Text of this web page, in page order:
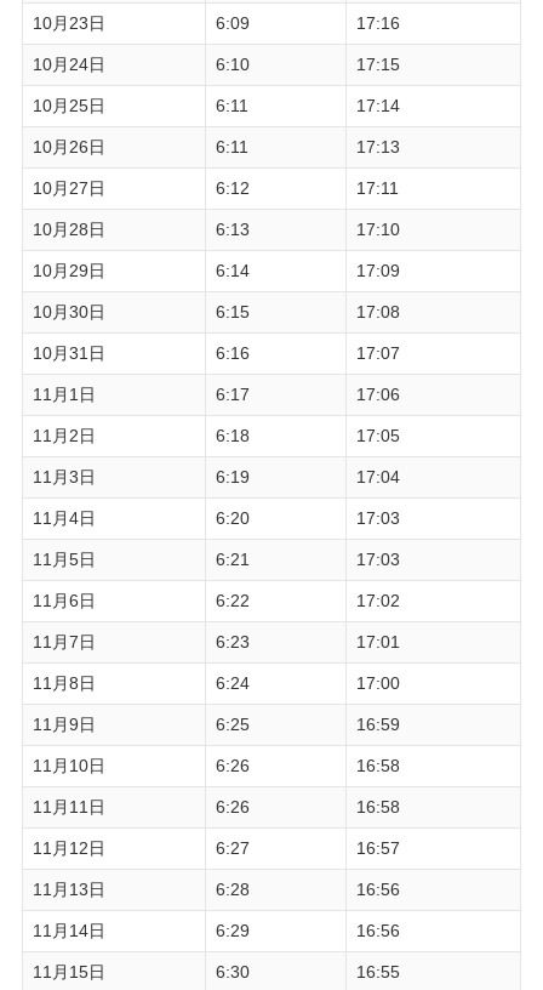
10月23日 6:09 17:16
10月24日 6:10 17:15
10月25日 6:11 17:14
10月26日 6:11 17:13
10月27日 6:12 17:11
10月28日 6:13 17:10
10月29日 6:14 17:09
10月30日 6:15 17:08
10月31日 6:16 17:07
11月1日 6:17 17:06
11月2日 6:18 17:05
11月3日 6:19 17:04
11月4日 6:20 17:03
11月5日 6:21 17:03
11月6日 6:22 17:02
11月7日 6:23 17:01
11月8日 6:24 17:00
11月9日 6:25 16:59
11月10日 6:26 16:58
11月11日 6:26 16:58
11月12日 6:27 16:57
11月13日 6:28 16:56
11月14日 6:29 16:56
11月15日 6:30 16:55